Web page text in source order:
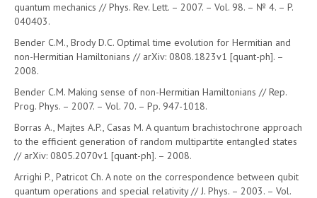
quantum mechanics // Phys. Rev. Lett. – 2007. – Vol. 98. – № 4. – P.
040403.
Bender C.M., Brody D.C. Optimal time evolution for Hermitian and
non-Hermitian Hamiltonians // arXiv: 0808.1823v1 [quant-ph]. –
2008.
Bender C.M. Making sense of non-Hermitian Hamiltonians // Rep.
Prog. Phys. – 2007. – Vol. 70. – Pp. 947-1018.
Borras A., Majtes A.P., Casas M. A quantum brachistochrone approach
to the efficient generation of random multipartite entangled states
// arXiv: 0805.2070v1 [quant-ph]. – 2008.
Arrighi P., Patricot Ch. A note on the correspondence between qubit
quantum operations and special relativity // J. Phys. – 2003. – Vol.